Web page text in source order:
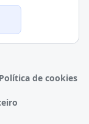
Política de cookies